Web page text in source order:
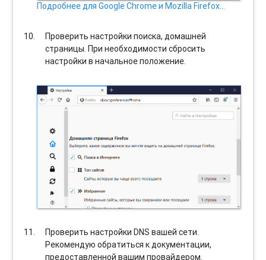
Подробнее для Google Chrome и Mozilla Firefox…
Проверить настройки поиска, домашней
страницы. При необходимости сбросить
настройки в начальное положение.
Проверить настройки DNS вашей сети.
Рекомендую обратиться к документации,
предоставленной вашим провайдером.